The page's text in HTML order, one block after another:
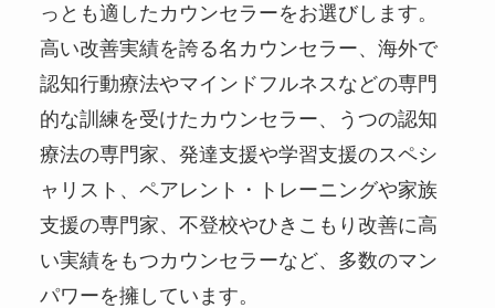
っとも適したカウンセラーをお選びします。
高い改善実績を誇る名カウンセラー、海外で
認知行動療法やマインドフルネスなどの専門
的な訓練を受けたカウンセラー、うつの認知
療法の専門家、発達支援や学習支援のスペシ
ャリスト、ペアレント・トレーニングや家族
支援の専門家、不登校やひきこもり改善に高
い実績をもつカウンセラーなど、多数のマン
パワーを擁しています。